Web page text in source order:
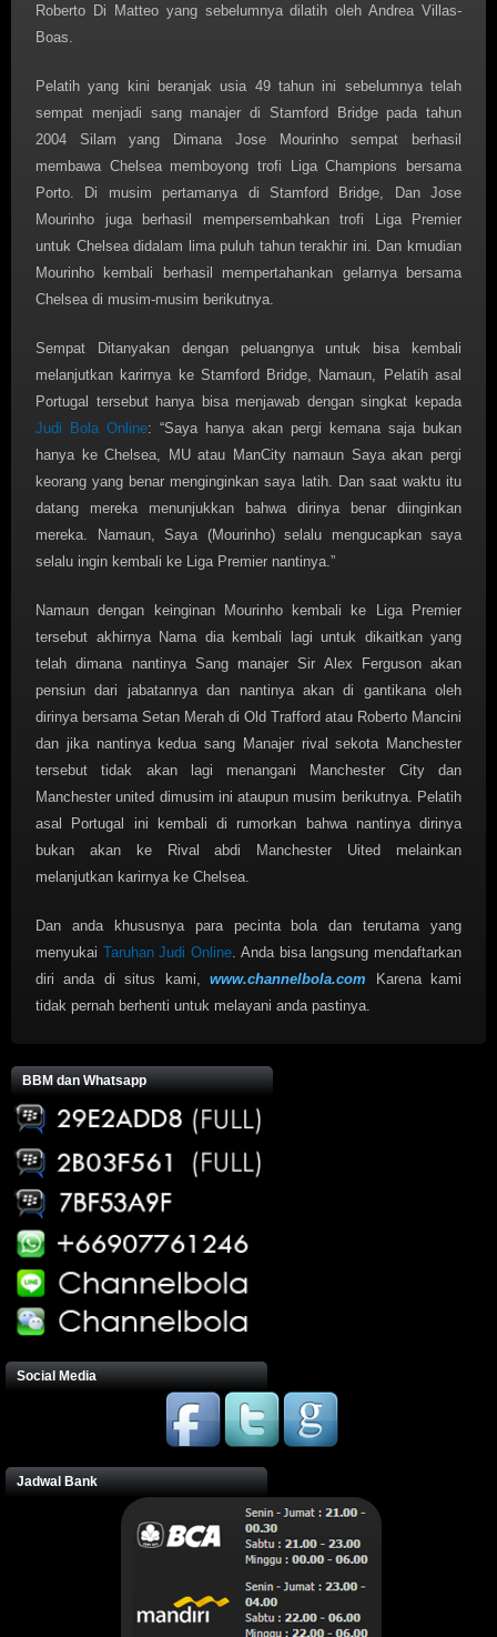
Roberto Di Matteo yang sebelumnya dilatih oleh Andrea Villas-
Boas.
Pelatih yang kini beranjak usia 49 tahun ini sebelumnya telah
sempat menjadi sang manajer di Stamford Bridge pada tahun
2004 Silam yang Dimana Jose Mourinho sempat berhasil
membawa Chelsea memboyong trofi Liga Champions bersama
Porto. Di musim pertamanya di Stamford Bridge, Dan Jose
Mourinho juga berhasil mempersembahkan trofi Liga Premier
untuk Chelsea didalam lima puluh tahun terakhir ini. Dan kmudian
Mourinho kembali berhasil mempertahankan gelarnya bersama
Chelsea di musim-musim berikutnya.
Sempat Ditanyakan dengan peluangnya untuk bisa kembali
melanjutkan karirnya ke Stamford Bridge, Namaun, Pelatih asal
Portugal tersebut hanya bisa menjawab dengan singkat kepada
Judi Bola Online: “Saya hanya akan pergi kemana saja bukan
hanya ke Chelsea, MU atau ManCity namaun Saya akan pergi
keorang yang benar menginginkan saya latih. Dan saat waktu itu
datang mereka menunjukkan bahwa dirinya benar diinginkan
mereka. Namaun, Saya (Mourinho) selalu mengucapkan saya
selalu ingin kembali ke Liga Premier nantinya.”
Namaun dengan keinginan Mourinho kembali ke Liga Premier
tersebut akhirnya Nama dia kembali lagi untuk dikaitkan yang
telah dimana nantinya Sang manajer Sir Alex Ferguson akan
pensiun dari jabatannya dan nantinya akan di gantikana oleh
dirinya bersama Setan Merah di Old Trafford atau Roberto Mancini
dan jika nantinya kedua sang Manajer rival sekota Manchester
tersebut tidak akan lagi menangani Manchester City dan
Manchester united dimusim ini ataupun musim berikutnya. Pelatih
asal Portugal ini kembali di rumorkan bahwa nantinya dirinya
bukan akan ke Rival abdi Manchester Uited melainkan
melanjutkan karirnya ke Chelsea.
Dan anda khususnya para pecinta bola dan terutama yang
menyukai Taruhan Judi Online . Anda bisa langsung mendaftarkan
diri anda di situs kami,www.channelbola.com Karena kami
tidak pernah berhenti untuk melayani anda pastinya.
BBM dan Whatsapp
Social Media
Jadwal Bank